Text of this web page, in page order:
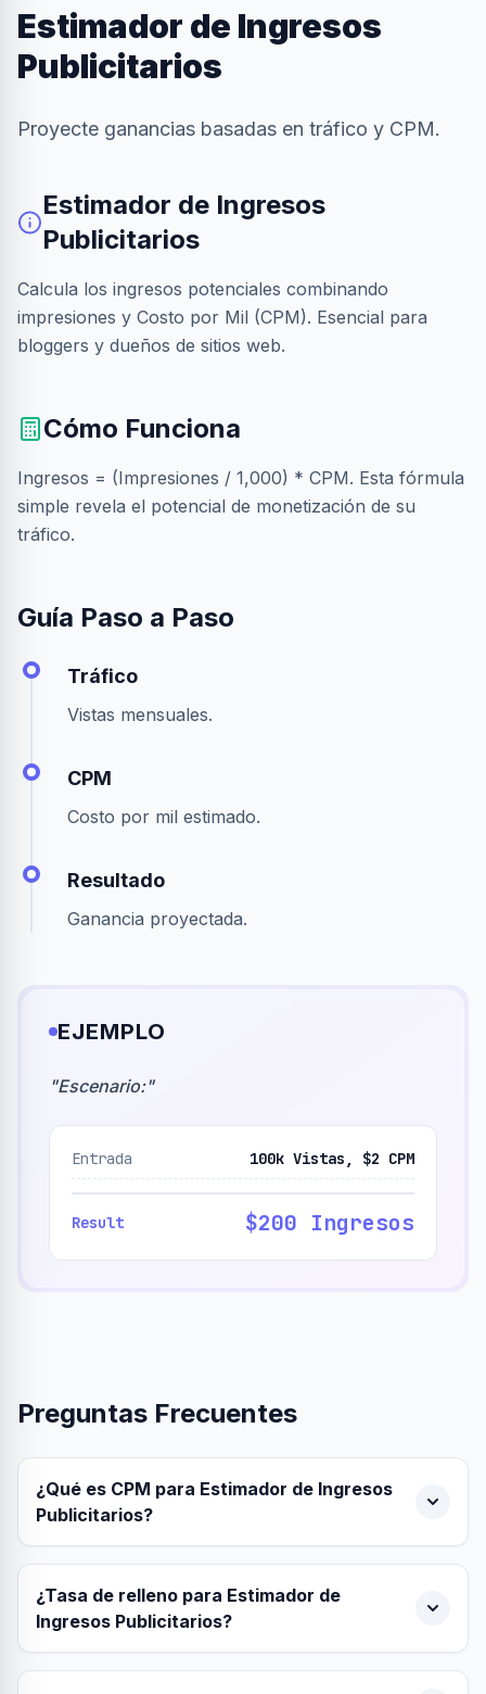
Estimador de Ingresos
Publicitarios
Proyecte ganancias basadas en tráfico y CPM.
Estimador de Ingresos
Publicitarios
Calcula los ingresos potenciales combinando
impresiones y Costo por Mil (CPM). Esencial para
bloggers y dueños de sitios web.
Cómo Funciona
Ingresos = (Impresiones / 1,000) * CPM. Esta fórmula
simple revela el potencial de monetización de su
tráfico.
Guía Paso a Paso
Tráfico
Vistas mensuales.
CPM
Costo por mil estimado.
Resultado
Ganancia proyectada.
EJEMPLO
"Escenario:"
Entrada 100k Vistas, $2 CPM
Result $200 Ingresos
Preguntas Frecuentes
¿Qué es CPM para Estimador de Ingresos
Publicitarios?
¿Tasa de relleno para Estimador de
Ingresos Publicitarios?